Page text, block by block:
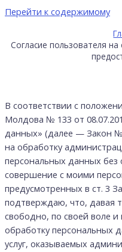
Перейти к содержимому
Согласие пользователя
В соответствии с
Молдова № 133 от
данных» (далее — Закон
на обработку
персональных данных без
совершение с моими
предусмотренных в ст. 3
подтверждаю, что, давая
свободно, по своей воле и
обработку персональных
услуг, оказываемых